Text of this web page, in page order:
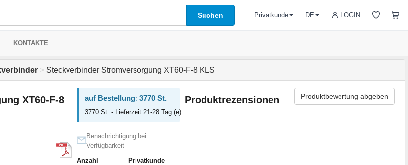
Suchen LOGIN
Privatkunde DE
KONTAKTE
> Steckverbinder Stromversorgung XT60-F-8 KLS
XT60-F-8
auf Bestellung: 3770 St.
3770 St. - Lieferzeit 21-28 Tag (e)
Benachrichtigung bei
Verfügbarkeit
Anzahl
Privatkunde
Produktrezensionen Produktbewertung abgeben